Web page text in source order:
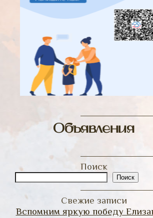
Объявления
Поиск
Поиск
Свежие записи
Вспомним яркую победу